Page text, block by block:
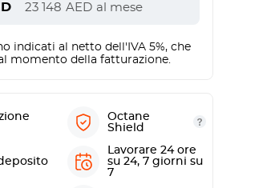
23 148 AED al mese
indicati al netto dell'IVA 5%, che
momento della fatturazione.
Octane
Shield
Lavorare 24 ore
su 24, 7 giorni su
7